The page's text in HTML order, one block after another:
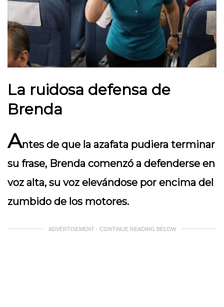
La ruidosa defensa de
Brenda
Antes de que la azafata pudiera terminar
su frase, Brenda comenzó a defenderse en
voz alta, su voz elevándose por encima del
zumbido de los motores.
ADVERTISEMENT - CONTINUE READING BELOW